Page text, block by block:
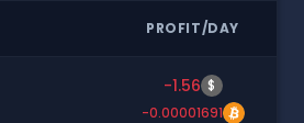
PROFIT/DAY
-1.56 $
-0.00001691